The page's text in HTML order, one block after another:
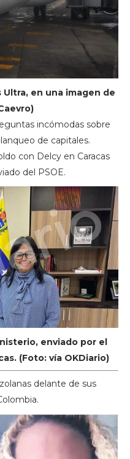
Ultra, en una imagen de
incómodas sobre
de capitales.
con Delcy en Caracas
del PSOE.
enviado por el
(Foto: vía OKDiario)
delante de sus